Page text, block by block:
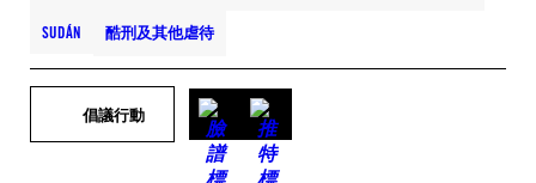
SUDÁN 酷刑及其他虐待
倡議行動